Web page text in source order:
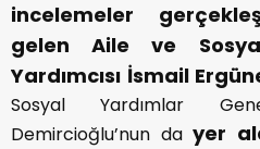
incelemeler
gelen Aile ve
Yardımcısı İsmail
Sosyal Yardımlar
Demircioğlu’nun dayer